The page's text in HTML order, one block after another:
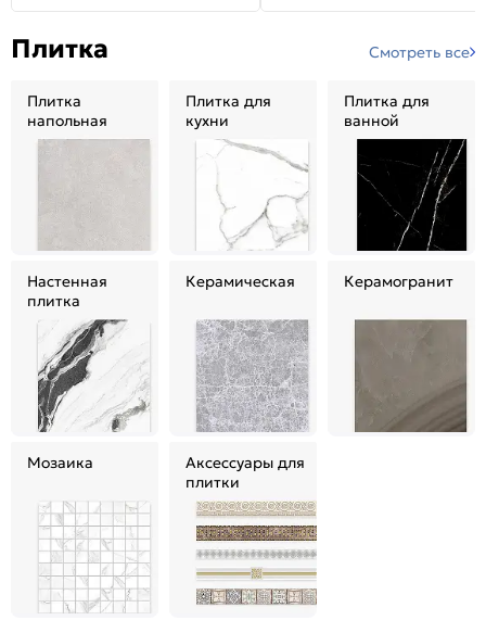
Плитка Смотреть все
Плитка
напольная
Плитка для
кухни
Плитка для
ванной
Настенная
плитка
Керамическая Керамогранит
Мозаика
Аксессуары для
плитки